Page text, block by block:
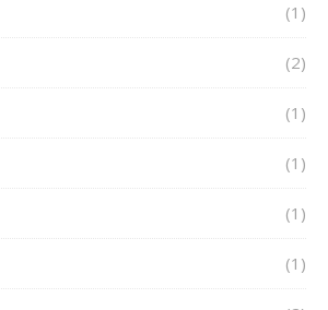
(1)
(2)
(1)
(1)
(1)
(1)